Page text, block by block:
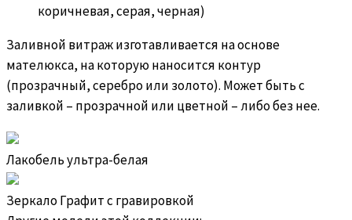
коричневая, серая, черная)
Заливной витраж изготавливается на основе
мателюкса, на которую наносится контур
(прозрачный, серебро или золото). Может быть с
заливкой – прозрачной или цветной – либо без нее.
Лакобель ультра-белая
Зеркало Графит с гравировкой